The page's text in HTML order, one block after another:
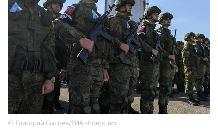
Григорий Сысоев/РИА «Новости»